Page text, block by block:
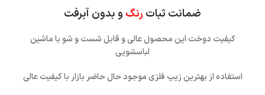
ضمانت ثبات رنگ و بدون آبرفت
کیفیت دوخت این محصول عالی و قابل شست و شو با ماشین
لباسشویی
استفاده از بهترین زیپ فلزی موجود حال حاضر بازار با کیفیت عالی